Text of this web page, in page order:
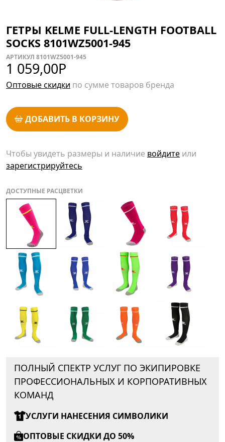
ГЕТРЫ KELME FULL-LENGTH FOOTBALL
SOCKS 8101WZ5001-945
АРТИКУЛ 8101WZ5001-945
1 059,00Р
Оптовые скидки по сумме товаров бренда
ДОБАВИТЬ В КОРЗИНУ
Чтобы увидеть размеры и наличие войдите или
зарегистрируйтесь
ДОСТУПНЫЕ РАСЦВЕТКИ
ПОЛНЫЙ СПЕКТР УСЛУГ ПО ЭКИПИРОВКЕ
ПРОФЕССИОНАЛЬНЫХ И КОРПОРАТИВНЫХ
КОМАНД
УСЛУГИ НАНЕСЕНИЯ СИМВОЛИКИ
ОПТОВЫЕ СКИДКИ ДО 50%